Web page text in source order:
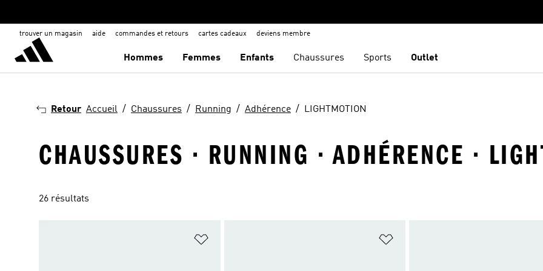
trouver un magasin aide commandes et retours cartes cadeaux deviens membre
Hommes Femmes Enfants Chaussures Sports Outlet
Retour Accueil Chaussures Running Adhérence LIGHTMOTION
CHAUSSURES · RUNNING · ADHÉRENCE ·
26 résultats